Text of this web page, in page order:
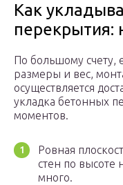
Как
перекрытия:
По большому счету,
размеры и вес,
осуществляется
укладка бетонных
моментов.
Ровная
стен по высоте
много.